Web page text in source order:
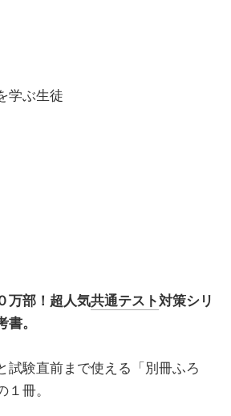
学ぶ生徒
万部！超人気共通テスト対策シリ
。
試験直前まで使える「別冊ふろ
１冊。